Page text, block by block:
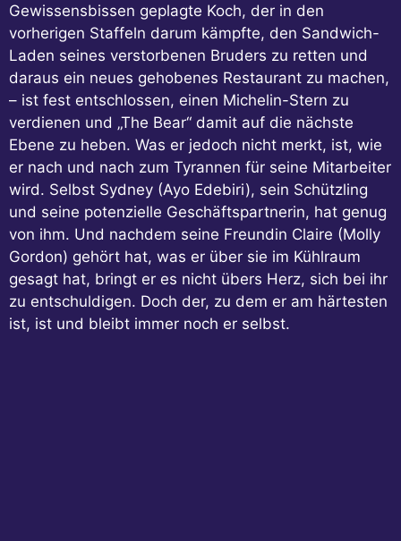
Gewissensbissen geplagte Koch, der in den
vorherigen Staffeln darum kämpfte, den Sandwich-
Laden seines verstorbenen Bruders zu retten und
daraus ein neues gehobenes Restaurant zu machen,
– ist fest entschlossen, einen Michelin-Stern zu
verdienen und „The Bear“ damit auf die nächste
Ebene zu heben. Was er jedoch nicht merkt, ist, wie
er nach und nach zum Tyrannen für seine Mitarbeiter
wird. Selbst Sydney (Ayo Edebiri), sein Schützling
und seine potenzielle Geschäftspartnerin, hat genug
von ihm. Und nachdem seine Freundin Claire (Molly
Gordon) gehört hat, was er über sie im Kühlraum
gesagt hat, bringt er es nicht übers Herz, sich bei ihr
zu entschuldigen. Doch der, zu dem er am härtesten
ist, ist und bleibt immer noch er selbst.